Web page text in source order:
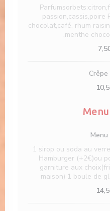
passion,cassis,poire
chocolat,café, rhum
,menthe
1 sirop ou soda au
Hamburger (+2€)ou
garniture aux
maison) 1 boule de